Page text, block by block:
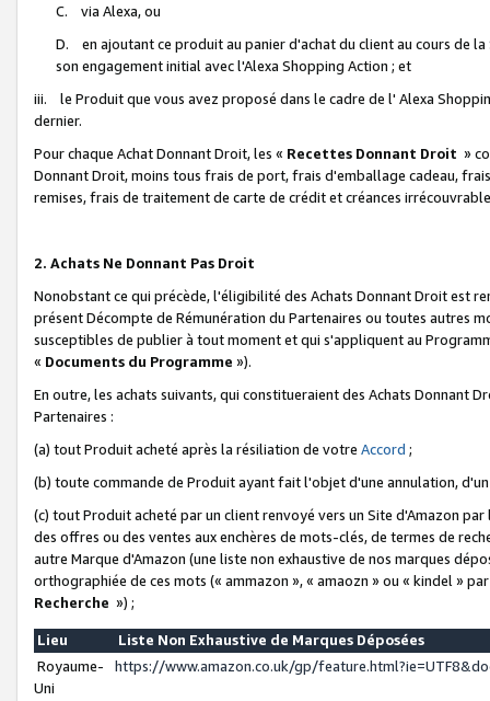
C. via Alexa, ou
D. en ajoutant ce produit au panier d'achat du client au cours de
son engagement initial avec l'Alexa Shopping Action ; et
iii. le Produit que vous avez proposé dans le cadre de l' Alexa
dernier.
Pour chaque Achat Donnant Droit, les « Recettes Donnant Droit »
Donnant Droit, moins tous frais de port, frais d'emballage cadeau,
remises, frais de traitement de carte de crédit et créances
2. Achats Ne Donnant Pas Droit
Nonobstant ce qui précède, l'éligibilité des Achats Donnant Droit est
présent Décompte de Rémunération du Partenaires ou toutes autres
susceptibles de publier à tout moment et qui s'appliquent au
« Documents du Programme »).
En outre, les achats suivants, qui constitueraient des Achats Donnant
Partenaires :
(a) tout Produit acheté après la résiliation de votre Accord ;
(b) toute commande de Produit ayant fait l'objet d'une annulation,
(c) tout Produit acheté par un client renvoyé vers un Site d'Amazon
des offres ou des ventes aux enchères de mots-clés, de termes de
autre Marque d'Amazon (une liste non exhaustive de nos marques
orthographiée de ces mots (« ammazon », « amaozn » ou « kindel »
Recherche ») ;
Lieu
Liste Non Exhaustive de Marques Déposées
Royaume-
Uni
https://www.amazon.co.uk/gp/